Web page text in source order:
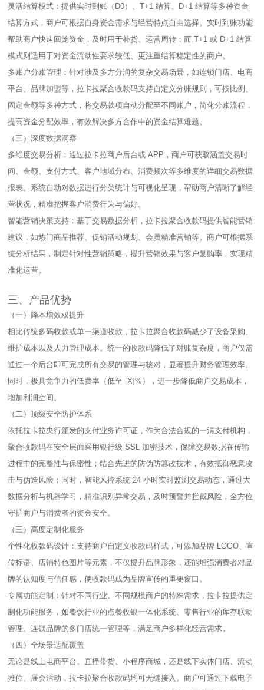
灵活结算模式：提供实时到账（D0）、T+1 结算、D+1 结算等多种资金
结算方式，商户可根据自身资金需求与经营特点自由选择。实时到账功能
帮助商户快速回笼资金，及时用于补货、运营周转；而 T+1 或 D+1 结算
模式则适用于对资金流动性要求较低、更注重结算稳定性的商户。​
多账户分账管理：针对涉及多方分润的复杂交易场景，如连锁门店、电商
平台、品牌加盟等，拉卡拉聚合收款码支持自定义分账规则，可按比例、
固定金额等多种方式，将交易款项自动分配至不同账户，简化分账流程，
提高资金分配效率，有效解决多方合作中的资金结算难题。​
（三）深度数据洞察​
多维度交易分析：通过拉卡拉商户后台或 APP，商户可获取涵盖交易时
间、金额、支付方式、客户地域分布、消费频次等多维度的详细交易数据
报表。系统自动对数据进行分类统计与可视化呈现，帮助商户清晰了解经
营状况，精准把握客户消费行为与偏好。​
智能营销决策支持：基于交易数据分析，拉卡拉聚合收款码提供智能营销
建议，如热门商品推荐、促销活动规划、会员精准营销等。商户可根据系
统分析结果，制定针对性营销策略，提升营销效果与客户复购率，实现精
准化运营。​
三、产品优势​
（一）降本增效双提升​
相比传统多码收款或单一渠道收款，拉卡拉聚合收款码减少了设备采购、
维护成本以及人力管理成本。统一的收款码降低了对账复杂度，商户仅需
通过一个后台即可完成所有交易的管理与核对，显著提升财务管理效率。
同时，极具竞争力的低费率（低至 [X]%），进一步降低商户交易成本，
增加利润空间。​
（二）顶级安全防护体系​
依托拉卡拉央行颁发的支付业务许可证，作为合法合规的一清支付机构，
聚合收款码在安全层面采用银行级 SSL 加密技术，保障交易数据在传输
过程中的完整性与保密性；结合先进的防伪防篡改技术，有效抵御恶意攻
击与伪造风险；同时，智能风控系统 24 小时实时监测交易动态，通过大
数据分析与机器学习，精准识别异常交易，及时预警并拦截风险，全方位
守护商户与消费者的资金安全。​
（三）高度定制化服务​
个性化收款码设计：支持商户自定义收款码样式，可添加品牌 LOGO、宣
传标语、店铺特色图片等元素，不仅提升品牌形象，还能增强消费者对品
牌的认知度与信任感，使收款码成为品牌宣传的重要窗口。​
专属功能定制：针对不同行业、不同规模商户的特殊需求，拉卡拉提供定
制化功能服务，如餐饮行业的点餐收银一体化系统、零售行业的库存联动
管理、连锁品牌的多门店统一管理等，满足商户多样化经营需求。​
（四）全场景适配覆盖​
无论是线上电商平台、直播带货、小程序商城，还是线下实体门店、流动
摊位、展会活动，拉卡拉聚合收款码均可无缝接入。商户可通过下载电子